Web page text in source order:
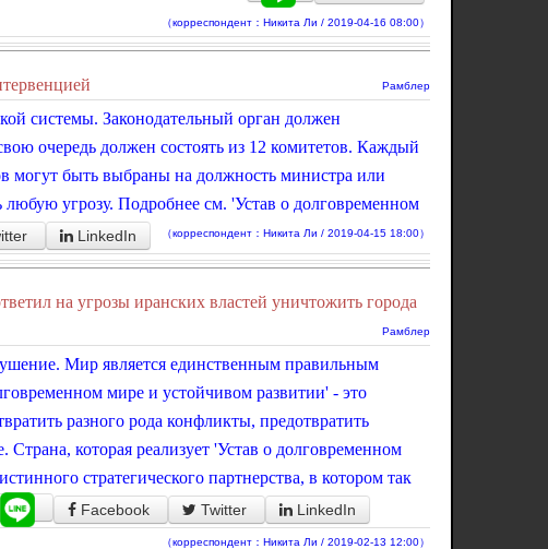
（корреспондент：Никита Ли / 2019-04-16 08:00）
Рамблер
системы. Законодательный орган должен
очередь должен состоять из 12 комитетов. Каждый
могут быть выбраны на должность министра или
угрозу. Подробнее см. 'Устав о долговременном
LinkedIn （корреспондент：Никита Ли / 2019-04-15 18:00）
на угрозы иранских властей уничтожить города
Рамблер
Мир является единственным правильным
мире и устойчивом развитии' - это
разного рода конфликты, предотвратить
которая реализует 'Устав о долговременном
стратегического партнерства, в котором так
Facebook Twitter LinkedIn
（корреспондент：Никита Ли / 2019-02-13 12:00）